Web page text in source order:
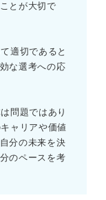
とが大切で
適切であると
な選考への応
問題ではあり
ャリアや価値
分の未来を決
のペースを考